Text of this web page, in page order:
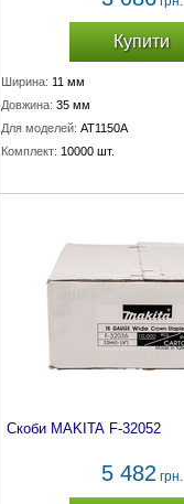
Купити
Ширина: 11 мм
Довжина: 35 мм
Для моделей: AT1150A
Комплект: 10000 шт.
Скоби MAKITA F-32052
5 482грн.